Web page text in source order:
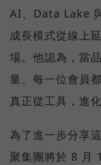
AI、Data Lake
成長模式從線上
場。他認為，當
量、每一位會員
真正從工具，進
為了進一步分享
聚集團將於 8 月